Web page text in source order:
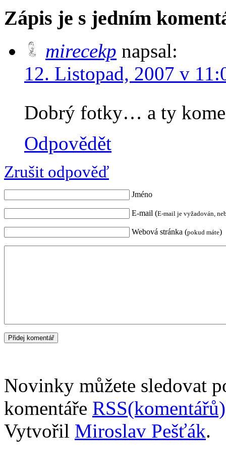
Zápis je s jedním
mirecekp napsal:
12. Listopad, 2007 v
Dobrý fotky… a ty
Odpovědět
Zrušit odpověď
Jméno
E-mail (E-mail je vyžadován,
Webová stránka (pokud máte)
Novinky můžete sledovat
komentáře RSS(komentářů)
Vytvořil Miroslav Pešťák.